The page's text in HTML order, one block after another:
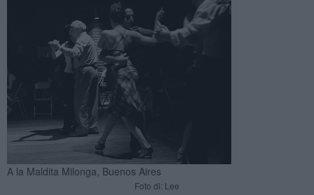
A la Maldita Milonga, Buenos Aires
Foto di: Lee